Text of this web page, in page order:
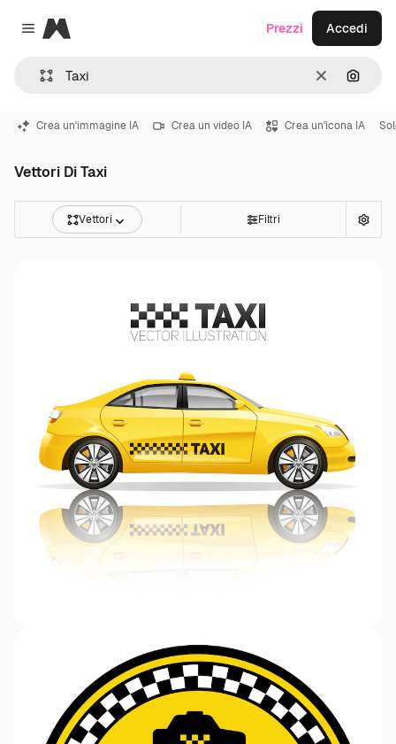
Close menu
Magnific
CancellaCerca
Prezzi Accedi
Crea un'immagine IA Crea un video IA Crea un'icona IA
Vettori Di Taxi
Vettori Filtri